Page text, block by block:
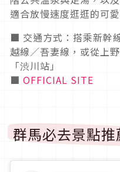
適合放慢速度逛逛的可
■ 交通方式：搭乘新幹
越線／吾妻線，或從上
「渋川站」
■ OFFICIAL SITE
群馬必去景點